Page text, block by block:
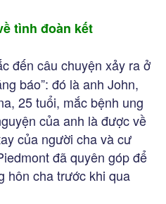
tình đoàn kết
đến câu chuyện xảy ra ở
báo”: đó là anh John,
25 tuổi, mắc bệnh ung
của anh là được về
của người cha và cư
đã quyên góp để
hôn cha trước khi qua